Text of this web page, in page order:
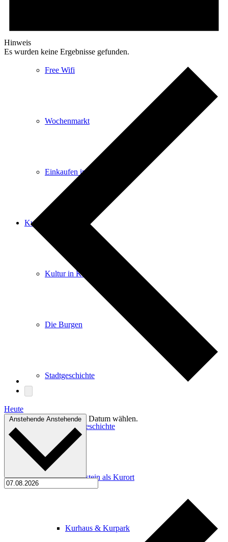
Free Wifi
Wochenmarkt
Einkaufen in Königstein
Kultur
Kultur in Königstein
Die Burgen
Stadtgeschichte
Stadtgeschichte
Königstein als Kurort
Kurhaus & Kurpark
Hinweis
Es wurden keine Ergebnisse gefunden.
Heute
Anstehende Anstehende Datum wählen.